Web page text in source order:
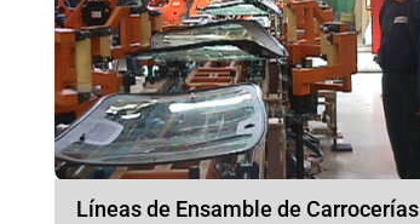
Líneas de Ensamble de Carrocerías